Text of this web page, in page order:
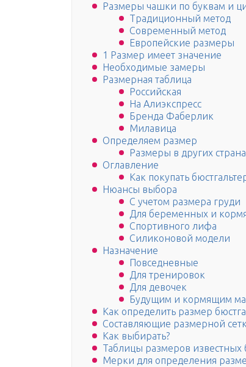
Размеры чашки по буквам и
Традиционный метод
Современный метод
Европейские размеры
1 Размер имеет значение
Необходимые замеры
Размерная таблица
Российская
На Алиэкспресс
Бренда Фаберлик
Милавица
Определяем размер
Размеры в других
Оглавление
Как покупать
Нюансы выбора
С учетом размера груди
Для беременных и
Спортивного лифа
Силиконовой модели
Назначение
Повседневные
Для тренировок
Для девочек
Будущим и кормящим
Как определить размер
Составляющие размерной
Как выбирать?
Таблицы размеров известных
Мерки для определения